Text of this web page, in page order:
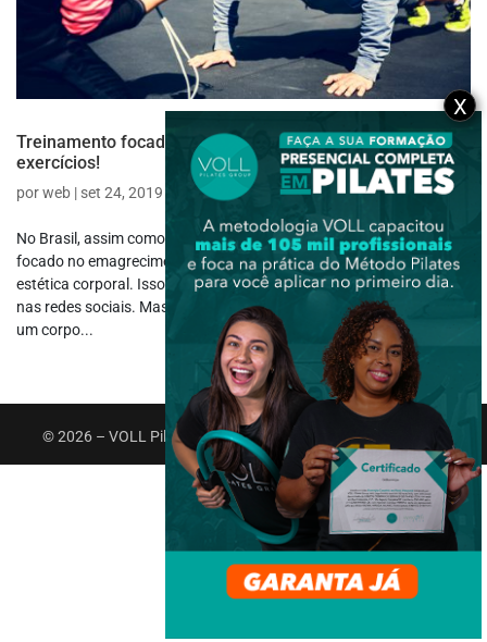
Treinamento focado no emagrecimento: confira lista de
exercícios!
porweb | set 24, 2019 Saúde e Bem-estar
No Brasil, assim como, na maior parte no mundo o treinamento
focado no emagrecimento tem ainda como objetivo principal a
estética corporal. Isso ainda é notório nas mídias, principalmente,
nas redes sociais. Mas a ideia de emagrecimento vai muito além de
um corpo...
© 2026 – VOLL Pilates Group. Todos os direitos reservados.
X